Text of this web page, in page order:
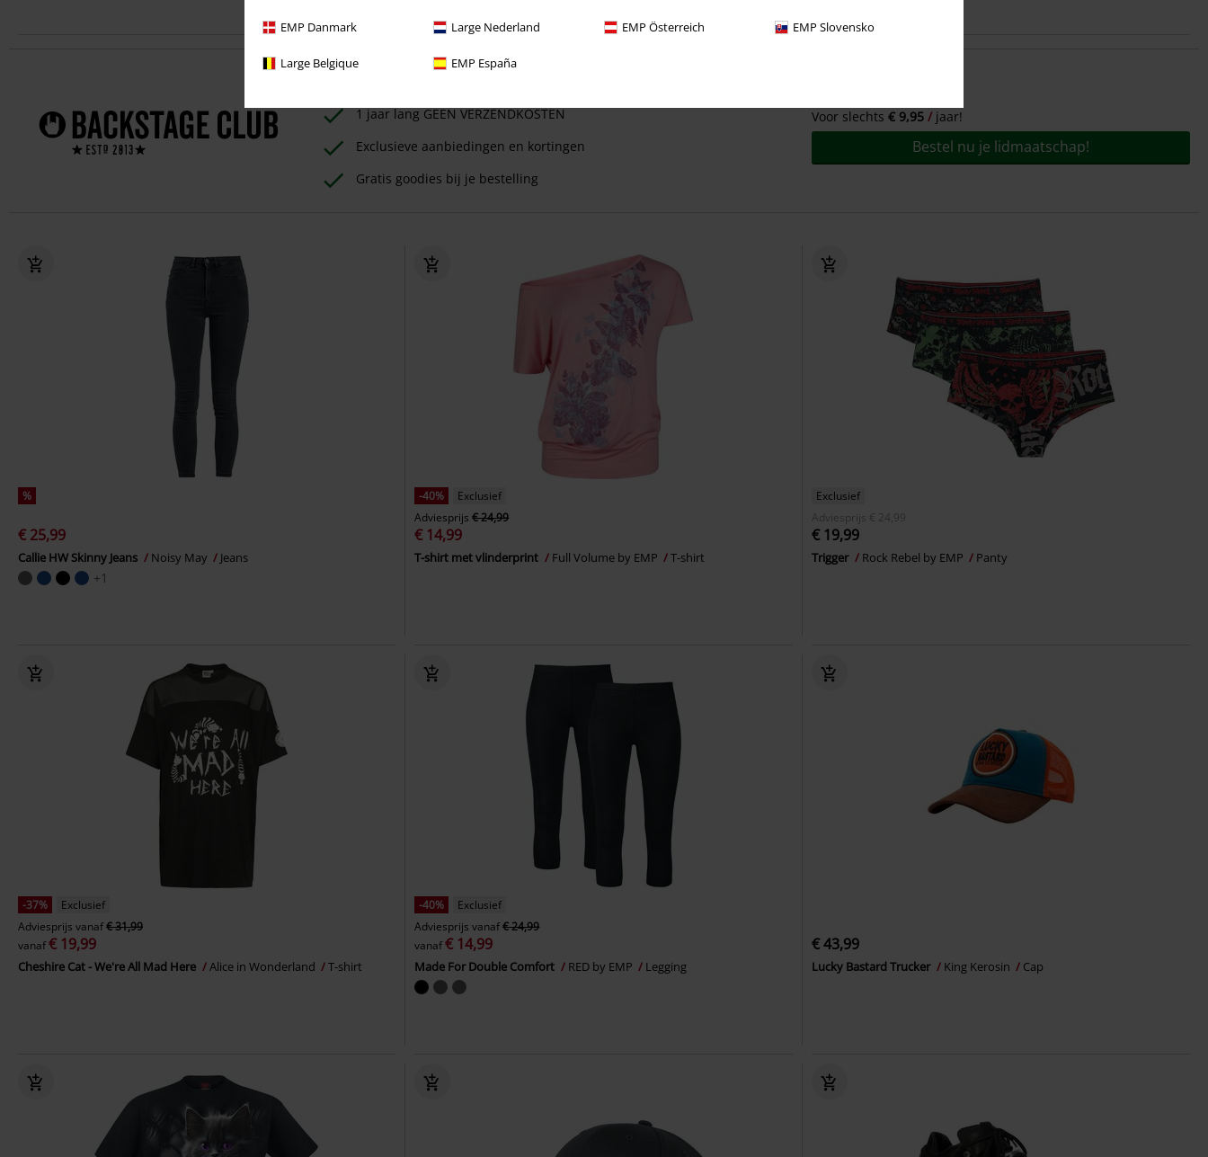
EMP Danmark Large Nederland EMP Österreich EMP Slovensko
Large Belgique EMP España
1 jaar lang GEEN VERZENDKOSTEN
Exclusieve aanbiedingen en kortingen
Gratis goodies bij je bestelling
Voor slechts € 9,95 jaar!
Bestel nu je lidmaatschap!
%
€ 25,99
Callie HW Skinny Jeans Noisy May Jeans
+1
-40%
Exclusief
Adviesprijs € 24,99
€ 14,99
T-shirt met vlinderprint Full Volume by EMP T-shirt
Exclusief
Adviesprijs
€ 24,99
€ 19,99
Trigger Rock Rebel by EMP Panty
-37%
Exclusief
Adviesprijs vanaf€ 31,99
vanaf€ 19,99
Cheshire Cat - We're All Mad Here Alice in Wonderland T-shirt
-40%
Exclusief
Adviesprijs vanaf€ 24,99
vanaf€ 14,99
Made For Double Comfort RED by EMP Legging
€ 43,99
Lucky Bastard Trucker King Kerosin Cap